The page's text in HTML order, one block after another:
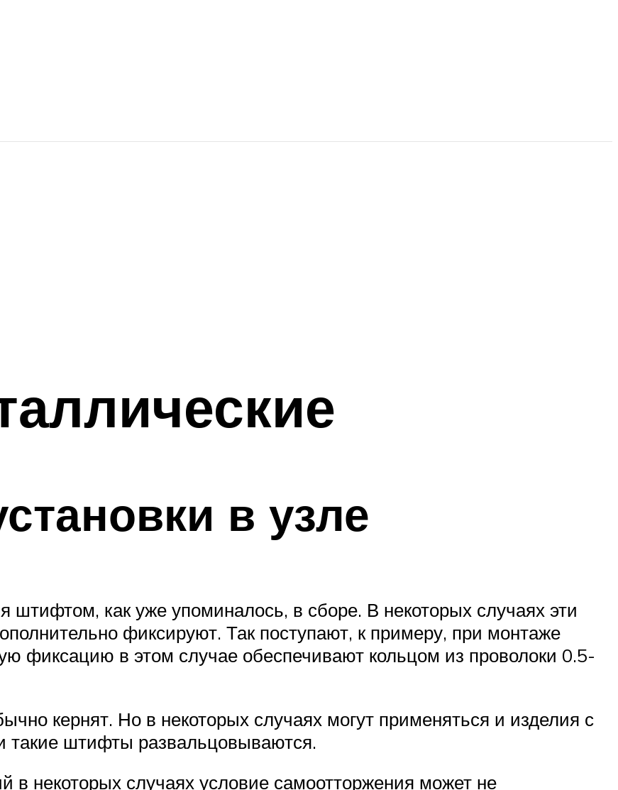
в узле
штифтом, как уже упоминалось, в сборе. В некоторых случаях эти
фиксируют. Так поступают, к примеру, при монтаже
фиксацию в этом случае обеспечивают кольцом из проволоки 0.5-
кернят. Но в некоторых случаях могут применяться и изделия с
такие штифты развальцовываются.
в некоторых случаях условие самоотторжения может не